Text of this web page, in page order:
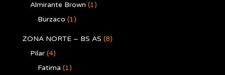
Almirante Brown (1)
Burzaco (1)
ZONA NORTE – BS AS (8)
Pilar (4)
Fatima (1)